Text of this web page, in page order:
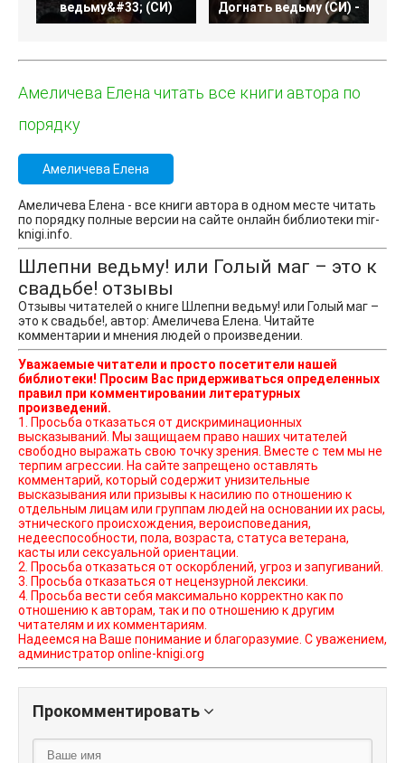
ведьму&#33; (СИ)
Догнать ведьму (СИ) -
Амеличева Елена читать все книги автора по
порядку
Амеличева Елена
Амеличева Елена - все книги автора в одном месте читать
по порядку полные версии на сайте онлайн библиотеки mir-
knigi.info.
Шлепни ведьму! или Голый маг – это к
свадьбе! отзывы
Отзывы читателей о книге Шлепни ведьму! или Голый маг –
это к свадьбе!, автор: Амеличева Елена. Читайте
комментарии и мнения людей о произведении.
Уважаемые читатели и просто посетители нашей
библиотеки! Просим Вас придерживаться определенных
правил при комментировании литературных
произведений.
1. Просьба отказаться от дискриминационных
высказываний. Мы защищаем право наших читателей
свободно выражать свою точку зрения. Вместе с тем мы не
терпим агрессии. На сайте запрещено оставлять
комментарий, который содержит унизительные
высказывания или призывы к насилию по отношению к
отдельным лицам или группам людей на основании их расы,
этнического происхождения, вероисповедания,
недееспособности, пола, возраста, статуса ветерана,
касты или сексуальной ориентации.
2. Просьба отказаться от оскорблений, угроз и запугиваний.
3. Просьба отказаться от нецензурной лексики.
4. Просьба вести себя максимально корректно как по
отношению к авторам, так и по отношению к другим
читателям и их комментариям.
Надеемся на Ваше понимание и благоразумие. С уважением,
администратор online-knigi.org
Прокомментировать